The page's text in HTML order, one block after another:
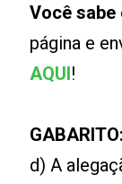
Você sabe
página e
AQUI!
GABARITO:
d) A